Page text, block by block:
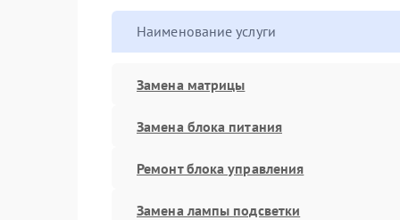
Наименование услуги
Замена матрицы
Замена блока питания
Ремонт блока управления
Замена лампы подсветки